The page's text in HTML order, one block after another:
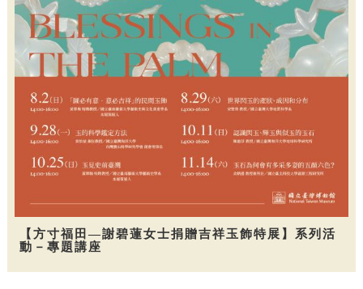
【方寸福田—謝碧蓮女士捐贈吉祥玉飾特展】系列活
動－專題講座